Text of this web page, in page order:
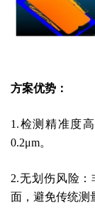
方案优势：
1.检测精准度
0.2μm。
2.无划伤风险
面，避免传统测